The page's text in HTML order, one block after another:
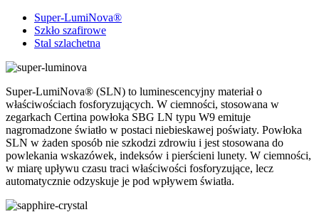
Super-LumiNova®
Szkło szafirowe
Stal szlachetna
Super-LumiNova® (SLN) to luminescencyjny materiał o
właściwościach fosforyzujących. W ciemności, stosowana w
zegarkach Certina powłoka SBG LN typu W9 emituje
nagromadzone światło w postaci niebieskawej poświaty. Powłoka
SLN w żaden sposób nie szkodzi zdrowiu i jest stosowana do
powlekania wskazówek, indeksów i pierścieni lunety. W ciemności,
w miarę upływu czasu traci właściwości fosforyzujące, lecz
automatycznie odzyskuje je pod wpływem światła.